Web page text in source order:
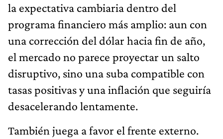
la expectativa cambiaria dentro del
programa financiero más amplio: aun con
una corrección del dólar hacia fin de año,
el mercado no parece proyectar un salto
disruptivo, sino una suba compatible con
tasas positivas y una inflación que seguiría
desacelerando lentamente.
También juega a favor el frente externo.